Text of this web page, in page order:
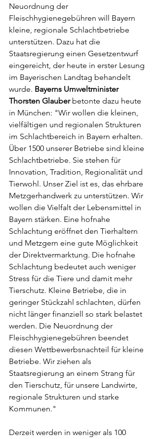
Neuordnung der
Fleischhygienegebühren will Bayern
kleine, regionale Schlachtbetriebe
unterstützen. Dazu hat die
Staatsregierung einen Gesetzentwurf
eingereicht, der heute in erster Lesung
im Bayerischen Landtag behandelt
wurde. Bayerns Umweltminister
Thorsten Glauber betonte dazu heute
in München: "Wir wollen die kleinen,
vielfältigen und regionalen Strukturen
im Schlachtbereich in Bayern erhalten.
Über 1500 unserer Betriebe sind kleine
Schlachtbetriebe. Sie stehen für
Innovation, Tradition, Regionalität und
Tierwohl. Unser Ziel ist es, das ehrbare
Metzgerhandwerk zu unterstützen. Wir
wollen die Vielfalt der Lebensmittel in
Bayern stärken. Eine hofnahe
Schlachtung eröffnet den Tierhaltern
und Metzgern eine gute Möglichkeit
der Direktvermarktung. Die hofnahe
Schlachtung bedeutet auch weniger
Stress für die Tiere und damit mehr
Tierschutz. Kleine Betriebe, die in
geringer Stückzahl schlachten, dürfen
nicht länger finanziell so stark belastet
werden. Die Neuordnung der
Fleischhygienegebühren beendet
diesen Wettbewerbsnachteil für kleine
Betriebe. Wir ziehen als
Staatsregierung an einem Strang für
den Tierschutz, für unsere Landwirte,
regionale Strukturen und starke
Kommunen."
Derzeit werden in weniger als 100